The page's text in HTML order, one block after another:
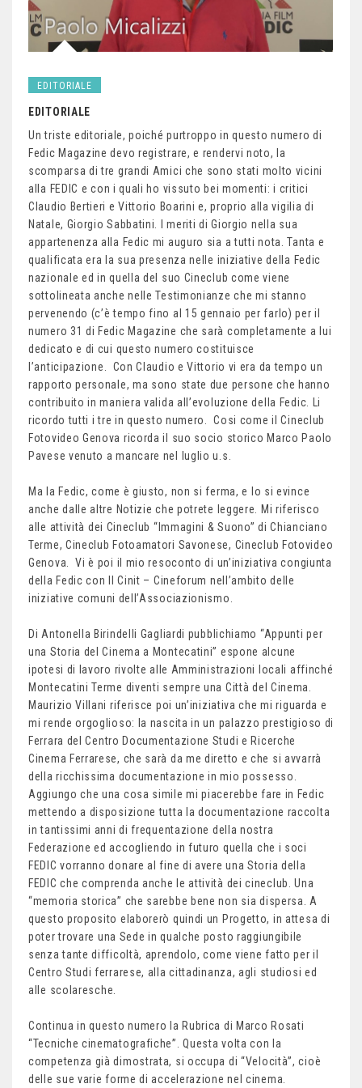
EDITORIALE
EDITORIALE
Un triste editoriale, poiché purtroppo in questo numero di
Fedic Magazine devo registrare, e rendervi noto, la
scomparsa di tre grandi Amici che sono stati molto vicini
alla FEDIC e con i quali ho vissuto bei momenti: i critici
Claudio Bertieri e Vittorio Boarini e, proprio alla vigilia di
Natale, Giorgio Sabbatini. I meriti di Giorgio nella sua
appartenenza alla Fedic mi auguro sia a tutti nota. Tanta e
qualificata era la sua presenza nelle iniziative della Fedic
nazionale ed in quella del suo Cineclub come viene
sottolineata anche nelle Testimonianze che mi stanno
pervenendo (c’è tempo fino al 15 gennaio per farlo) per il
numero 31 di Fedic Magazine che sarà completamente a lui
dedicato e di cui questo numero costituisce
l’anticipazione. Con Claudio e Vittorio vi era da tempo un
rapporto personale, ma sono state due persone che hanno
contribuito in maniera valida all’evoluzione della Fedic. Li
ricordo tutti i tre in questo numero. Cosi come il Cineclub
Fotovideo Genova ricorda il suo socio storico Marco Paolo
Pavese venuto a mancare nel luglio u.s.
Ma la Fedic, come è giusto, non si ferma, e lo si evince
anche dalle altre Notizie che potrete leggere. Mi riferisco
alle attività dei Cineclub “Immagini & Suono” di Chianciano
Terme, Cineclub Fotoamatori Savonese, Cineclub Fotovideo
Genova. Vi è poi il mio resoconto di un’iniziativa congiunta
della Fedic con Il Cinit – Cineforum nell’ambito delle
iniziative comuni dell’Associazionismo.
Di Antonella Birindelli Gagliardi pubblichiamo “Appunti per
una Storia del Cinema a Montecatini” espone alcune
ipotesi di lavoro rivolte alle Amministrazioni locali affinché
Montecatini Terme diventi sempre una Città del Cinema.
Maurizio Villani riferisce poi un’iniziativa che mi riguarda e
mi rende orgoglioso: la nascita in un palazzo prestigioso di
Ferrara del Centro Documentazione Studi e Ricerche
Cinema Ferrarese, che sarà da me diretto e che si avvarrà
della ricchissima documentazione in mio possesso.
Aggiungo che una cosa simile mi piacerebbe fare in Fedic
mettendo a disposizione tutta la documentazione raccolta
in tantissimi anni di frequentazione della nostra
Federazione ed accogliendo in futuro quella che i soci
FEDIC vorranno donare al fine di avere una Storia della
FEDIC che comprenda anche le attività dei cineclub. Una
“memoria storica” che sarebbe bene non sia dispersa. A
questo proposito elaborerò quindi un Progetto, in attesa di
poter trovare una Sede in qualche posto raggiungibile
senza tante difficoltà, aprendolo, come viene fatto per il
Centro Studi ferrarese, alla cittadinanza, agli studiosi ed
alle scolaresche.
Continua in questo numero la Rubrica di Marco Rosati
“Tecniche cinematografiche”. Questa volta con la
competenza già dimostrata, si occupa di “Velocità”, cioè
delle sue varie forme di accelerazione nel cinema.